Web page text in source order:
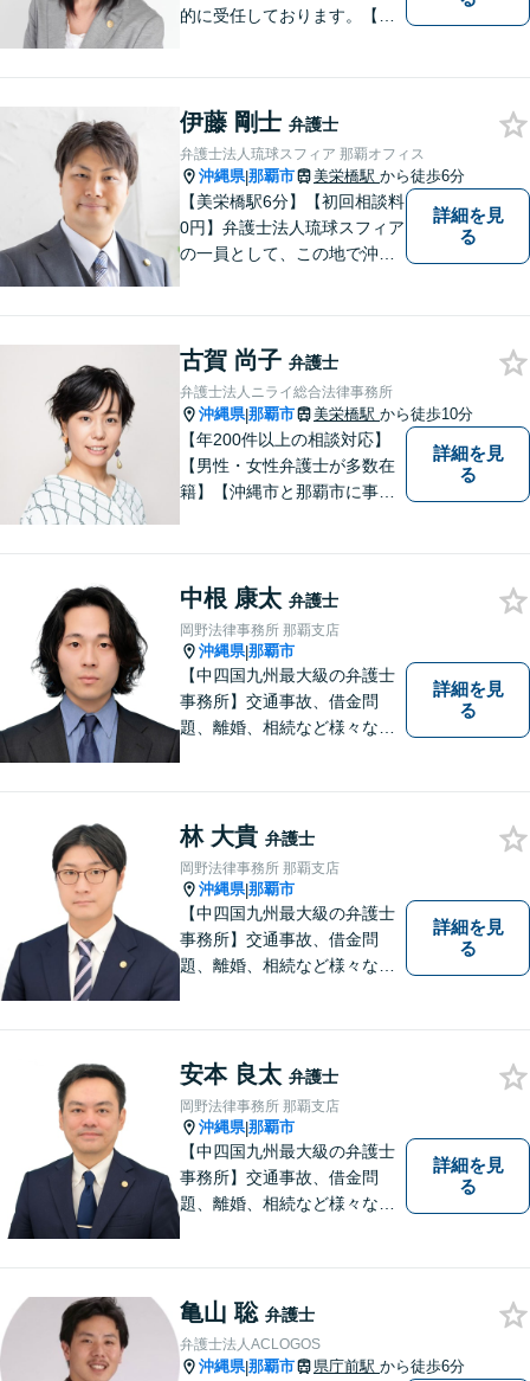
的に受任しております。【初
働問題については、雇用主の
方からのご相談のみとさせて
いただいております。
伊藤 剛士 弁護士
弁護士法人琉球スフィア 那覇オフィス
沖縄県|那覇市 美栄橋駅 から徒歩6分
【美栄橋駅6分】【初回相談料
0円】弁護士法人琉球スフィア
の一員として、この地で沖縄
ございませんので、安心して
経験豊富な弁護士にご相談く
ださい。
詳細を見
る
古賀 尚子 弁護士
弁護士法人ニライ総合法律事務所
沖縄県|那覇市 美栄橋駅 から徒歩10分
【年200件以上の相談対応】
【男性・女性弁護士が多数在
籍】【沖縄市と那覇市に事務
らではの習慣」を熟知した弁
護士が多数在籍。
詳細を見
る
中根 康太 弁護士
岡野法律事務所 那覇支店
沖縄県|那覇市
【中四国九州最大級の弁護士
事務所】交通事故、借金問
題、離婚、相続など様々な問
い！
詳細を見
る
林 大貴 弁護士
岡野法律事務所 那覇支店
沖縄県|那覇市
【中四国九州最大級の弁護士
事務所】交通事故、借金問
題、離婚、相続など様々な問
い！
詳細を見
る
安本 良太 弁護士
岡野法律事務所 那覇支店
沖縄県|那覇市
【中四国九州最大級の弁護士
事務所】交通事故、借金問
題、離婚、相続など様々な問
い！
詳細を見
る
亀山 聡 弁護士
弁護士法人ACLOGOS
沖縄県|那覇市 県庁前駅 から徒歩6分